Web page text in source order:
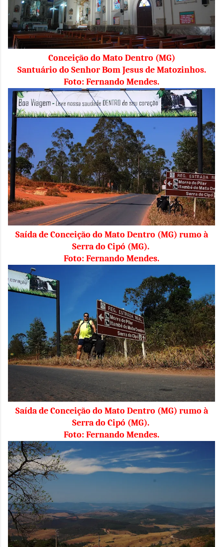
Conceição do Mato Dentro (MG)
Santuário do Senhor Bom Jesus de Matozinhos.
Foto: Fernando Mendes.
Saída de Conceição do Mato Dentro (MG) rumo à
Serra do Cipó (MG).
Foto: Fernando Mendes.
Saída de Conceição do Mato Dentro (MG) rumo à
Serra do Cipó (MG).
Foto: Fernando Mendes.